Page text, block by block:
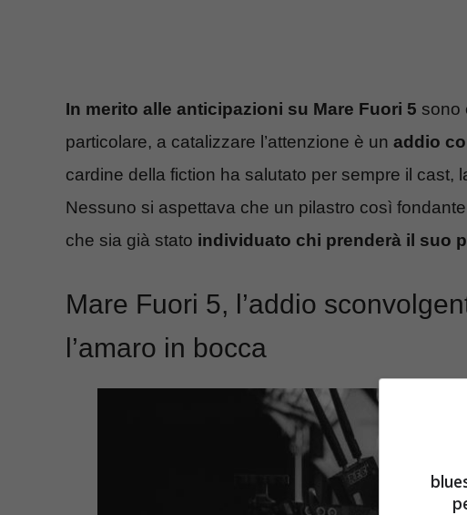
In merito alle anticipazioni su Mare Fuori 5 sono
particolare, a catalizzare l’attenzione è un addio
cardine della fiction ha salutato per sempre il cast,
Nessuno si aspettava che un pilastro così
che sia già stato individuato chi prenderà il suo
Mare Fuori 5, l’addio
l’amaro in bocca